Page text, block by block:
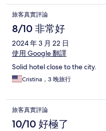
旅客真實評論
8/10 非常好
2024 年 3 月 22 日
使用 Google 翻譯
Solid hotel close to the city.
Cristina，3 晚旅行
旅客真實評論
10/10 好極了